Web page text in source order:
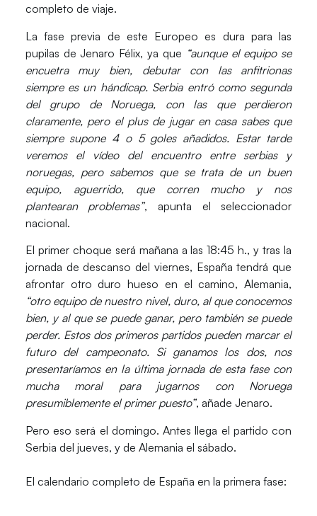
completo de viaje.
La fase previa de este Europeo es dura para las
pupilas de Jenaro Félix, ya que “aunque el equipo se
encuetra muy bien, debutar con las anfitrionas
siempre es un hándicap. Serbia entró como segunda
del grupo de Noruega, con las que perdieron
claramente, pero el plus de jugar en casa sabes que
siempre supone 4 o 5 goles añadidos. Estar tarde
veremos el vídeo del encuentro entre serbias y
noruegas, pero sabemos que se trata de un buen
equipo, aguerrido, que corren mucho y nos
plantearan problemas”, apunta el seleccionador
nacional.
El primer choque será mañana a las 18:45 h., y tras la
jornada de descanso del viernes, España tendrá que
afrontar otro duro hueso en el camino, Alemania,
“otro equipo de nuestro nivel, duro, al que conocemos
bien, y al que se puede ganar, pero también se puede
perder. Estos dos primeros partidos pueden marcar el
futuro del campeonato. Si ganamos los dos, nos
presentaríamos en la última jornada de esta fase con
mucha moral para jugarnos con Noruega
presumiblemente el primer puesto”, añade Jenaro.
Pero eso será el domingo. Antes llega el partido con
Serbia del jueves, y de Alemania el sábado.
El calendario completo de España en la primera fase: